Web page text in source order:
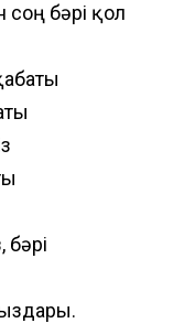
бәрі қол